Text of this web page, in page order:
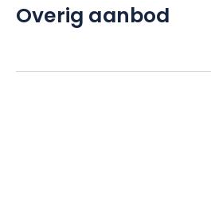
Overig aanbod